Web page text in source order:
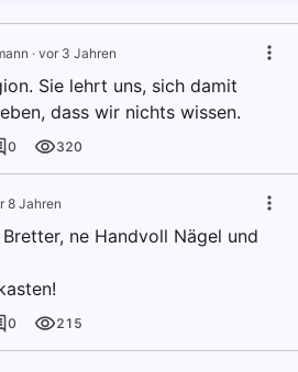
· vor 3 Jahren
Sie lehrt uns, sich damit
dass wir nichts wissen.
0 320
8 Jahren
ne Handvoll Nägel und
0 215